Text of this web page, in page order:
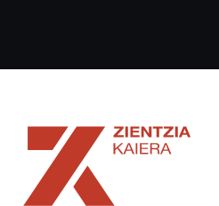
Zientzia
Kaiera